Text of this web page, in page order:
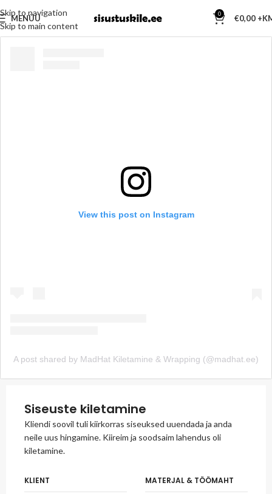
Skip to navigation
Skip to main content
MENÜÜ 0 €0,00
View this post on Instagram
A post shared by MadHat Kiletamine & Wrapping (@madhat.ee)
Siseuste kiletamine
Kliendi soovil tuli kiirkorras siseuksed uuendada ja anda
neile uus hingamine. Kiireim ja soodsaim lahendus oli
kiletamine.
KLIENT MATERJAL & TÖÖMAHT